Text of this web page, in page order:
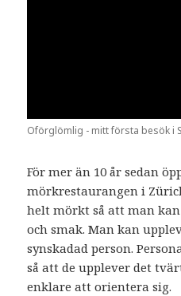
Oförglömlig - mitt första besök i
För mer än 10 år sedan
mörkrestaurangen i
helt mörkt så att man
och smak. Man kan
synskadad person.
så att de upplever det
enklare att orientera sig.